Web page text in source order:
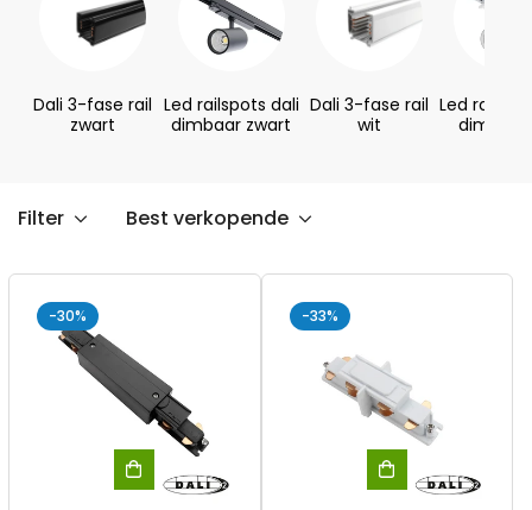
Dali 3-fase rail
zwart
Led railspots dali
dimbaar zwart
Dali 3-fase rail
wit
Led
Filter Best verkopende
-30% -33%